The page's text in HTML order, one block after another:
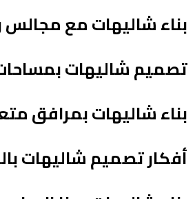
بناء شاليهات مع مجالس
تصميم شاليهات
بناء شاليهات بمرافق
أفكار تصميم شاليهات